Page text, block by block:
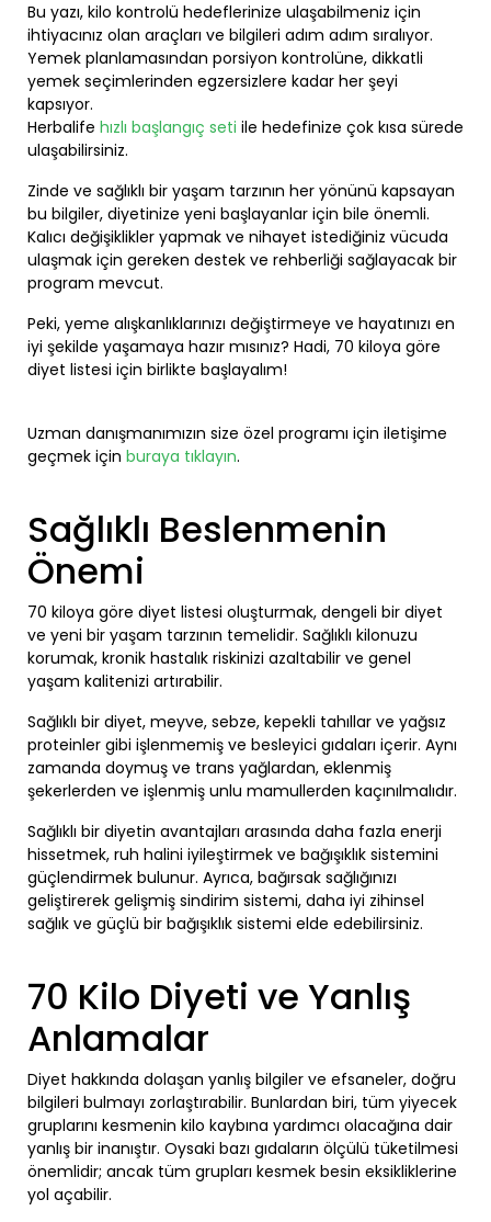
Bu yazı, kilo kontrolü hedeflerinize ulaşabilmeniz için
ihtiyacınız olan araçları ve bilgileri adım adım sıralıyor.
Yemek planlamasından porsiyon kontrolüne, dikkatli
yemek seçimlerinden egzersizlere kadar her şeyi
kapsıyor.
Herbalife hızlı başlangıç seti ile hedefinize çok kısa sürede
ulaşabilirsiniz.
Zinde ve sağlıklı bir yaşam tarzının her yönünü kapsayan
bu bilgiler, diyetinize yeni başlayanlar için bile önemli.
Kalıcı değişiklikler yapmak ve nihayet istediğiniz vücuda
ulaşmak için gereken destek ve rehberliği sağlayacak bir
program mevcut.
Peki, yeme alışkanlıklarınızı değiştirmeye ve hayatınızı en
iyi şekilde yaşamaya hazır mısınız? Hadi, 70 kiloya göre
diyet listesi için birlikte başlayalım!
Uzman danışmanımızın size özel programı için iletişime
geçmek için buraya tıklayın.
Sağlıklı Beslenmenin
Önemi
70 kiloya göre diyet listesi oluşturmak, dengeli bir diyet
ve yeni bir yaşam tarzının temelidir. Sağlıklı kilonuzu
korumak, kronik hastalık riskinizi azaltabilir ve genel
yaşam kalitenizi artırabilir.
Sağlıklı bir diyet, meyve, sebze, kepekli tahıllar ve yağsız
proteinler gibi işlenmemiş ve besleyici gıdaları içerir. Aynı
zamanda doymuş ve trans yağlardan, eklenmiş
şekerlerden ve işlenmiş unlu mamullerden kaçınılmalıdır.
Sağlıklı bir diyetin avantajları arasında daha fazla enerji
hissetmek, ruh halini iyileştirmek ve bağışıklık sistemini
güçlendirmek bulunur. Ayrıca, bağırsak sağlığınızı
geliştirerek gelişmiş sindirim sistemi, daha iyi zihinsel
sağlık ve güçlü bir bağışıklık sistemi elde edebilirsiniz.
70 Kilo Diyeti ve Yanlış
Anlamalar
Diyet hakkında dolaşan yanlış bilgiler ve efsaneler, doğru
bilgileri bulmayı zorlaştırabilir. Bunlardan biri, tüm yiyecek
gruplarını kesmenin kilo kaybına yardımcı olacağına dair
yanlış bir inanıştır. Oysaki bazı gıdaların ölçülü tüketilmesi
önemlidir; ancak tüm grupları kesmek besin eksikliklerine
yol açabilir.